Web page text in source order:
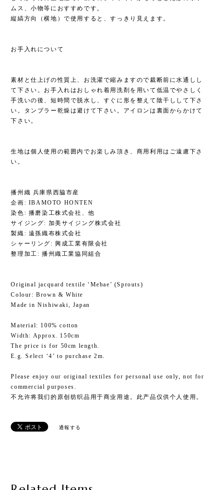
ムス、小物等におすすめです。
縦縞方向（横地）で使用すると、すっきり見えます。
お手入れについて
素材と仕上げの性質上、お洗濯で縮みますので裁断前に水通しし
て下さい。お手入れはおしゃれ着用洗剤を用いて低温でやさしく
手洗いの後、短時間で脱水し、すぐに形を整えて陰干しして下さ
い。タンブラー乾燥は避けて下さい。アイロンは裏面からかけて
下さい。
生地は個人使用の範囲内でお楽しみ頂き、商用利用はご遠慮下さ
い。
播州織 兵庫県西脇市産
企画: IBAMOTO HONTEN
染色: 播磨染工株式会社、他
サイジング: 加美サイジング株式会社
製織: 遠孫織布株式会社
シャーリング: 興成工業有限会社
整理加工: 播州織工業協同組合
Original jacquard textile ‘Mebae ’ (Sprouts)
Colour: Brown & White
Made in Nishiwaki, Japan
Material: 100% cotton
Width: Approx. 150cm
The price is for 50cm length.
E.g. Select ‘4’ to purchase 2m.
Please enjoy our original textiles for personal use only, not for
commercial purposes.
不允许将我们的原创纺织品用于商业用途。此产品仅供个人使用。
通報する